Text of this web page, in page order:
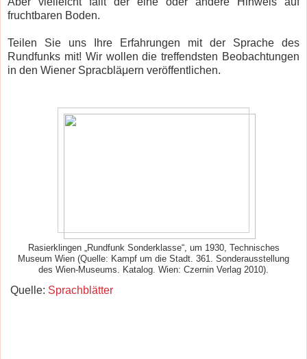
fruchtbaren Boden.
Teilen Sie uns Ihre Erfahrungen mit der Sprache des
Rundfunks mit! Wir wollen die treffendsten Beobachtungen
in den Wiener Spracbläμern veröffentlichen.
Rasierklingen „Rundfunk Sonderklasse“, um 1930, Technisches
Museum Wien (Quelle: Kampf um die Stadt. 361. Sonderausstellung
des Wien-Museums. Katalog. Wien: Czernin Verlag 2010).
Quelle: Sprachblätter